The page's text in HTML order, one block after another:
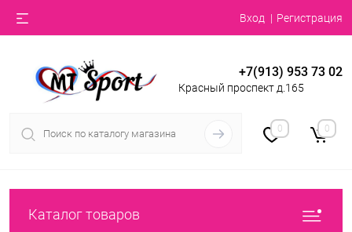
Вход Регистрация
+7(913) 953 73 02
Красный проспект д.165
0 0
Каталог товаров